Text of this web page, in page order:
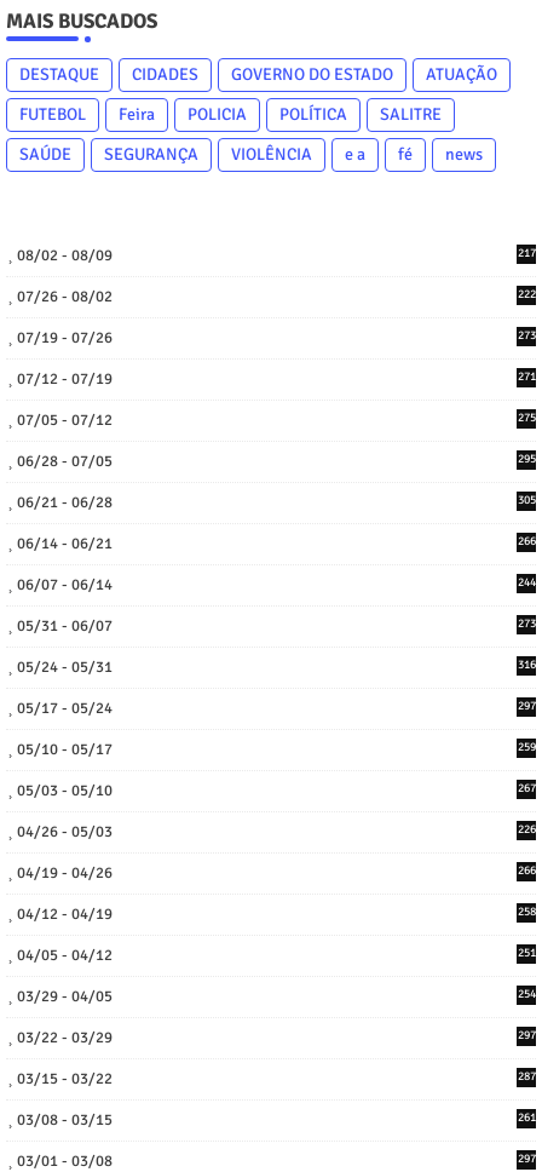
MAIS BUSCADOS
DESTAQUE CIDADES GOVERNO DO ESTADO
ATUAÇÃO
FUTEBOL
Feira POLICIA POLÍTICA
SALITRE
SAÚDE
SEGURANÇA VIOLÊNCIA e a fé news
08/02 - 08/09 217
07/26 - 08/02 222
07/19 - 07/26 273
07/12 - 07/19 271
07/05 - 07/12 275
06/28 - 07/05 295
06/21 - 06/28 305
06/14 - 06/21 266
06/07 - 06/14 244
05/31 - 06/07 273
05/24 - 05/31 316
05/17 - 05/24 297
05/10 - 05/17 259
05/03 - 05/10 267
04/26 - 05/03 226
04/19 - 04/26 266
04/12 - 04/19 258
04/05 - 04/12 251
03/29 - 04/05 254
03/22 - 03/29 297
03/15 - 03/22 287
03/08 - 03/15 261
03/01 - 03/08 297